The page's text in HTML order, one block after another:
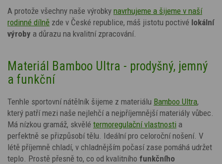
A protože všechny naše výrobky navrhujeme a šijeme v naší
rodinné dílně zde v České republice, máš jistotu poctivé lokální
výroby a důrazu na kvalitní zpracování.
Materiál Bamboo Ultra - prodyšný, jemný
a funkční
Tenhle sportovní nátělník šijeme z materiálu Bamboo Ultra,
který patří mezi naše nejlehčí a nejpříjemnější materiály vůbec.
Má nízkou gramáž, skvělé termoregulační vlastnosti a
perfektně se přizpůsobí tělu. Ideální pro celoroční nošení. V
létě příjemně chladí, v chladnějším počasí zase pomáhá udržet
teplo. Prostě přesně to, co od kvalitního funkčního